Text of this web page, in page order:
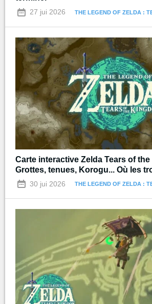
27 jui 2026
Carte interactive Zelda Tears of
Grottes, tenues, Korogu... Où les
30 jui 2026